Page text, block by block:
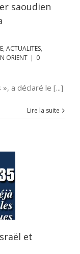
saoudien
, ACTUALITES,
ORIENT | 0
a déclaré le [...]
Lire la suite
et